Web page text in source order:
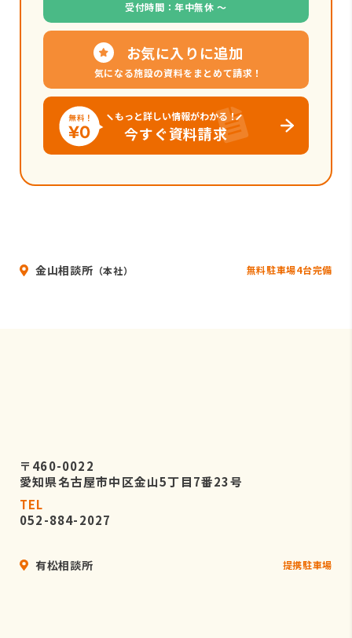
受付時間：年中無休 〜
お気に入りに追加
気になる施設の資料をまとめて請求！
もっと詳しい情報がわかる！
今すぐ資料請求
金山相談所 （本社） 無料駐車場4台完備
〒460-0022
愛知県名古屋市中区金山5丁目7番23号
TEL
052-884-2027
有松相談所 提携駐車場